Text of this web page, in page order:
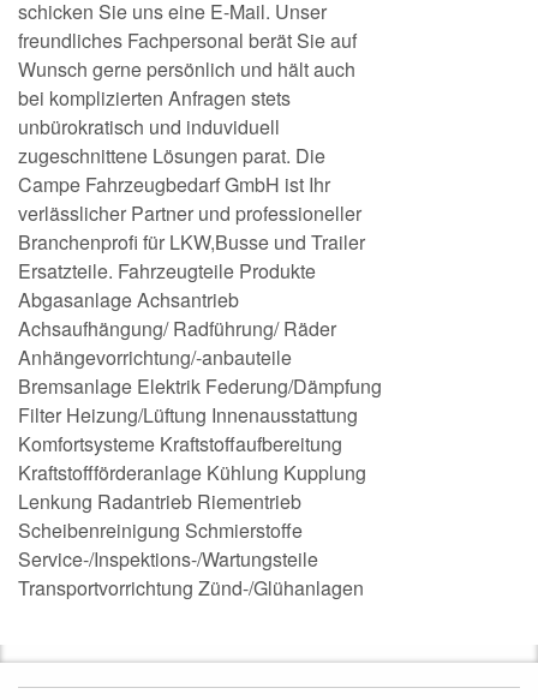
schicken Sie uns eine E-Mail. Unser
freundliches Fachpersonal berät Sie auf
Wunsch gerne persönlich und hält auch
bei komplizierten Anfragen stets
unbürokratisch und induviduell
zugeschnittene Lösungen parat. Die
Campe Fahrzeugbedarf GmbH ist Ihr
verlässlicher Partner und professioneller
Branchenprofi für LKW,Busse und Trailer
Ersatzteile. Fahrzeugteile Produkte
Abgasanlage Achsantrieb
Achsaufhängung/ Radführung/ Räder
Anhängevorrichtung/-anbauteile
Bremsanlage Elektrik Federung/Dämpfung
Filter Heizung/Lüftung Innenausstattung
Komfortsysteme Kraftstoffaufbereitung
Kraftstoffförderanlage Kühlung Kupplung
Lenkung Radantrieb Riementrieb
Scheibenreinigung Schmierstoffe
Service-/Inspektions-/Wartungsteile
Transportvorrichtung Zünd-/Glühanlagen